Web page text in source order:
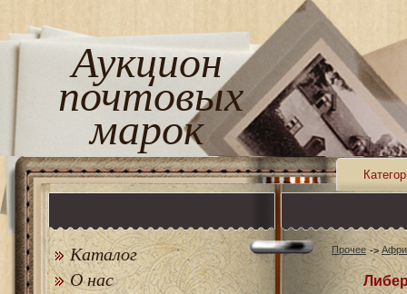
Аукцион
почтовых
марок
Каталог
О нас
Прочее